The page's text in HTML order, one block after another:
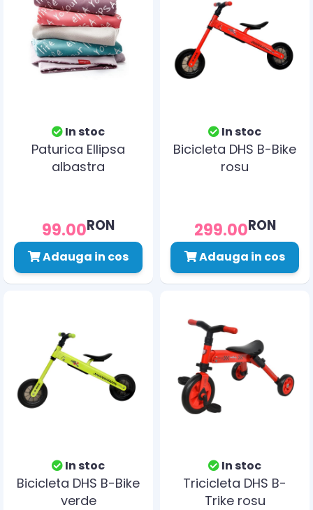
In stoc
Paturica Ellipsa
albastra
99.00RON
Adauga in cos
In stoc
Bicicleta DHS B-Bike
rosu
299.00RON
Adauga in cos
In stoc
Bicicleta DHS B-Bike
verde
In stoc
Tricicleta DHS B-
Trike rosu